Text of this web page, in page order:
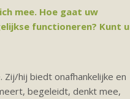
mee. Hoe gaat uw
functioneren? Kunt u
hij biedt onafhankelijke en
begeleidt, denkt mee,